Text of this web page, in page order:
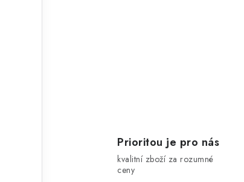
Prioritou je pro nás
kvalitní zboží za rozumné
ceny